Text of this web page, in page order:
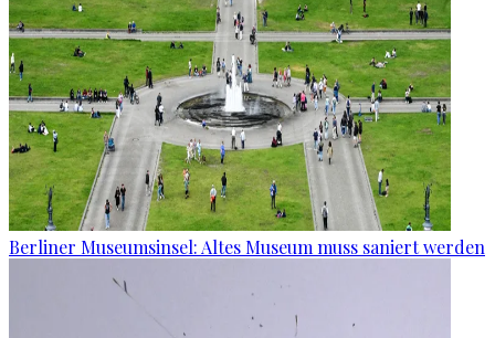
Berliner Museumsinsel: Altes Museum muss saniert werden